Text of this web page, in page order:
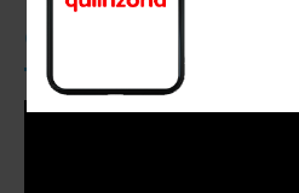
CONOSCI QUIINZONA?
Video